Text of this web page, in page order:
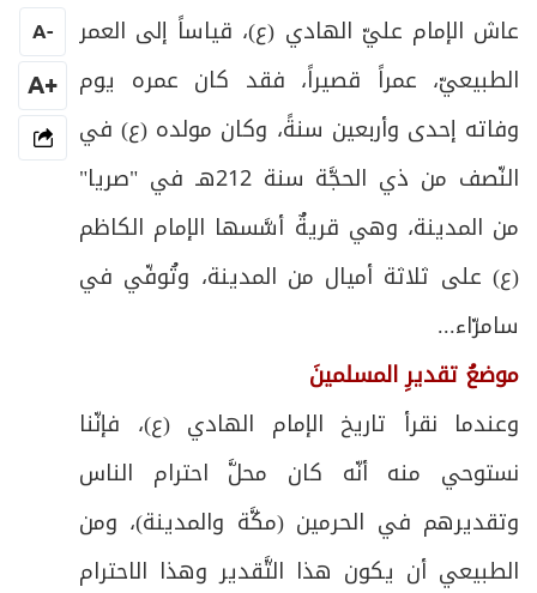
عاش الإمام عليّ الهادي (ع)، قياساً إلى العمر
الطبيعيّ، عمراً قصيراً، فقد كان عمره يوم
وفاته إحدى وأربعين سنةً، وكان مولده (ع) في
النّصف من ذي الحجَّة سنة 212هـ في "صريا"
من المدينة، وهي قريةٌ أسَّسها الإمام الكاظم
(ع) على ثلاثة أميال من المدينة، وتُوفّي في
سامرّاء...
موضعُ تقديرِ المسلمينَ
وعندما نقرأ تاريخ الإمام الهادي (ع)، فإنّنا
نستوحي منه أنّه كان محلَّ احترام الناس
وتقديرهم في الحرمين (مكَّة والمدينة)، ومن
الطبيعي أن يكون هذا التَّقدير وهذا الاحترام
-
A
+A